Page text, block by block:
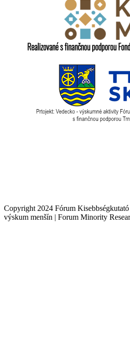
Copyright 2024 Fórum
výskum menšín | Forum Minority